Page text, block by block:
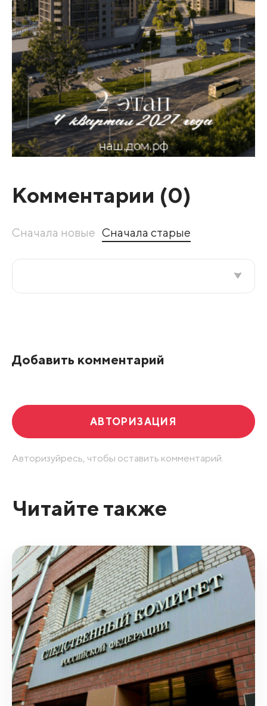
Комментарии (0)
Сначала новые Сначала старые
Добавить комментарий
АВТОРИЗАЦИЯ
Авторизуйресь, чтобы оставить комментарий.
Читайте также